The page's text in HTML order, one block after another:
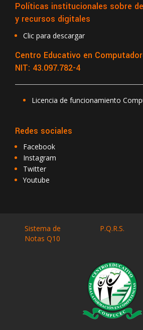
Políticas institucionales sobre
y recursos digitales
Clic para descargar
Centro Educativo en
NIT: 43.097.782-4
Licencia de funcionamiento
Redes sociales
Facebook
Instagram
Twitter
Youtube
Sistema de
Notas Q10
P.Q.R.S.